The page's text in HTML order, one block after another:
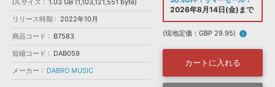
効果音 »
BGM »
お問い合わせ » 無償のサウンド管理ソフト
次世代型 ボーカル・エディタ
ランキング
DLサイズ
1.03 GB (1,103,121,551 byte)
リリース時期
2022年10月
商品コード
B7583
短縮コード
DAB059
メーカー
DABRO MUSIC
2026年8月14日(金)まで
(現地定価：GBP 29.95) info
カートに入れる